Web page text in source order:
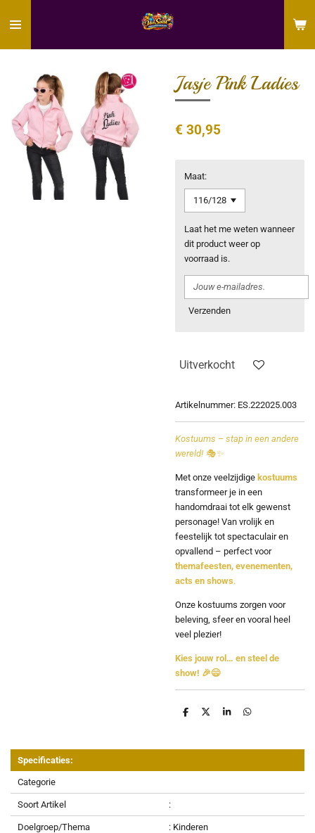
direct
hoofdinhoud
Jasje Pink Ladies
€ 30,95
Maat:
Laat het me weten wanneer
dit product weer op
voorraad is.
Verzenden
Uitverkocht
Artikelnummer: ES.222025.003
Kostuums – stap in een andere
wereld! 🎭✨
Met onze veelzijdige kostuums
transformeer je in een
handomdraai tot elk gewenst
personage! Van vrolijk en
feestelijk tot spectaculair en
opvallend – perfect voor
themafeesten, evenementen,
acts en shows.
Onze kostuums zorgen voor
beleving, sfeer en vooral heel
veel plezier!
Kies jouw rol… en steel de
show! 🎉😄
D
n
D
S
e
D
n
Specificaties:
Categorie
Soort Artikel :
Doelgroep/Thema : Kinderen